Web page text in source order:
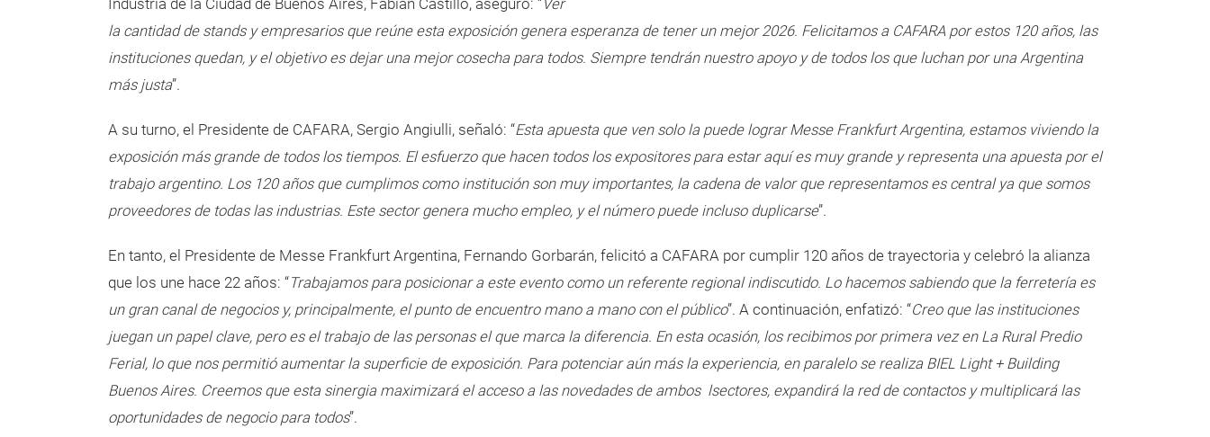
Industria de la Ciudad de Buenos Aires, Fabián Castillo, aseguró: “Ver
la cantidad de stands y empresarios que reúne esta exposición genera esperanza de tener un mejor 2026. Felicitamos a CAFARA por estos 120 años, las
instituciones quedan, y el objetivo es dejar una mejor cosecha para todos. Siempre tendrán nuestro apoyo y de todos los que luchan por una Argentina
más justa”.
A su turno, el Presidente de CAFARA, Sergio Angiulli, señaló: “Esta apuesta que ven solo la puede lograr Messe Frankfurt Argentina, estamos viviendo la
exposición más grande de todos los tiempos. El esfuerzo que hacen todos los expositores para estar aquí es muy grande y representa una apuesta por el
trabajo argentino. Los 120 años que cumplimos como institución son muy importantes, la cadena de valor que representamos es central ya que somos
proveedores de todas las industrias. Este sector genera mucho empleo, y el número puede incluso duplicarse”.
En tanto, el Presidente de Messe Frankfurt Argentina, Fernando Gorbarán, felicitó a CAFARA por cumplir 120 años de trayectoria y celebró la alianza
que los une hace 22 años: “Trabajamos para posicionar a este evento como un referente regional indiscutido. Lo hacemos sabiendo que la ferretería es
un gran canal de negocios y, principalmente, el punto de encuentro mano a mano con el público”. A continuación, enfatizó: “Creo que las instituciones
juegan un papel clave, pero es el trabajo de las personas el que marca la diferencia. En esta ocasión, los recibimos por primera vez en La Rural Predio
Ferial, lo que nos permitió aumentar la superficie de exposición. Para potenciar aún más la experiencia, en paralelo se realiza BIEL Light + Building
Buenos Aires. Creemos que esta sinergia maximizará el acceso a las novedades de ambos lsectores, expandirá la red de contactos y multiplicará las
oportunidades de negocio para todos”.